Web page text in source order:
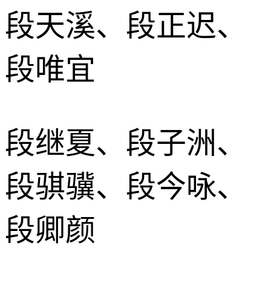
段天溪、段正迟、
段唯宜
段继夏、段子洲、
段骐骥、段今咏、
段卿颜